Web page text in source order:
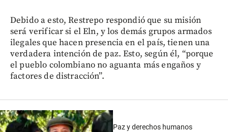
Debido a esto, Restrepo respondió que su misión
será verificar si el Eln, y los demás grupos armados
ilegales que hacen presencia en el país, tienen una
verdadera intención de paz. Esto, según él, “porque
el pueblo colombiano no aguanta más engaños y
factores de distracción”.
Paz y derechos humanos